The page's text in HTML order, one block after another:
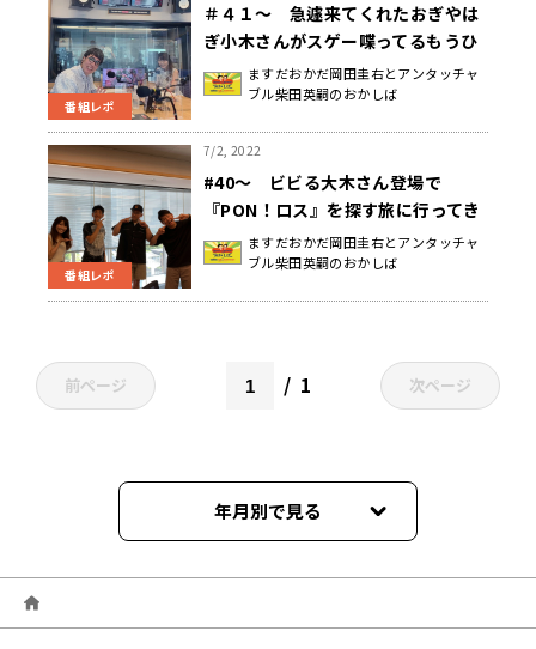
番組レポ
＃４１～ 急遽来てくれたおぎやは
ぎ小木さんがスゲー喋ってるもうひ
とつの土曜日
ますだおかだ岡田圭右とアンタッチャ
ブル柴田英嗣のおかしば
番組レポ
7/2, 2022
#40～ ビビる大木さん登場で
『PON！ロス』を探す旅に行ってき
たもうひとつの土曜日♪
ますだおかだ岡田圭右とアンタッチャ
ブル柴田英嗣のおかしば
前ページ 1 次ページ
年月別で見る
2026年04月
2026年03月